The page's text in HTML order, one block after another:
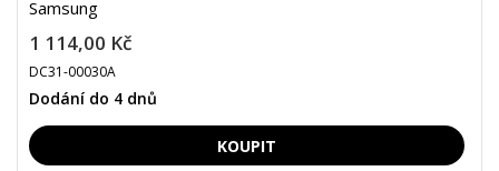
Samsung
1 114,00 Kč
DC31-00030A
Dodání do 4 dnů